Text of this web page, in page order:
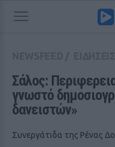
Σάλος:
γνωστό
δανειστών»
Συνεργάτιδα της Ρένας